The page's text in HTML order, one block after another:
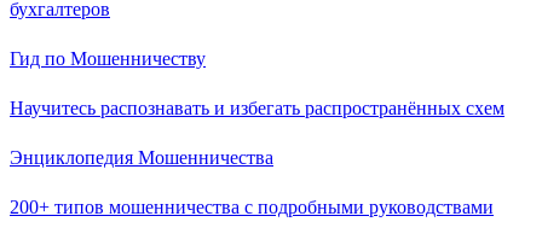
бухгалтеров
Гид по Мошенничеству
Научитесь распознавать и избегать распространённых схем
Энциклопедия Мошенничества
200+ типов мошенничества с подробными руководствами